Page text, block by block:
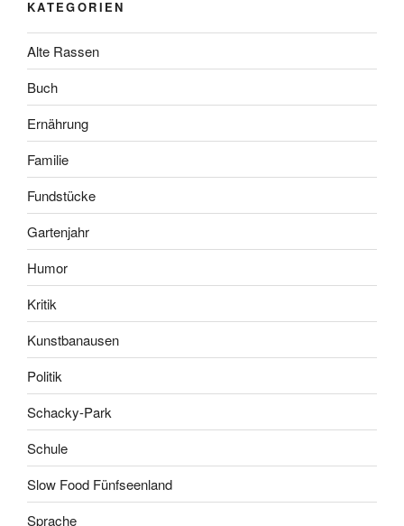
KATEGORIEN
Alte Rassen
Buch
Ernährung
Familie
Fundstücke
Gartenjahr
Humor
Kritik
Kunstbanausen
Politik
Schacky-Park
Schule
Slow Food Fünfseenland
Sprache